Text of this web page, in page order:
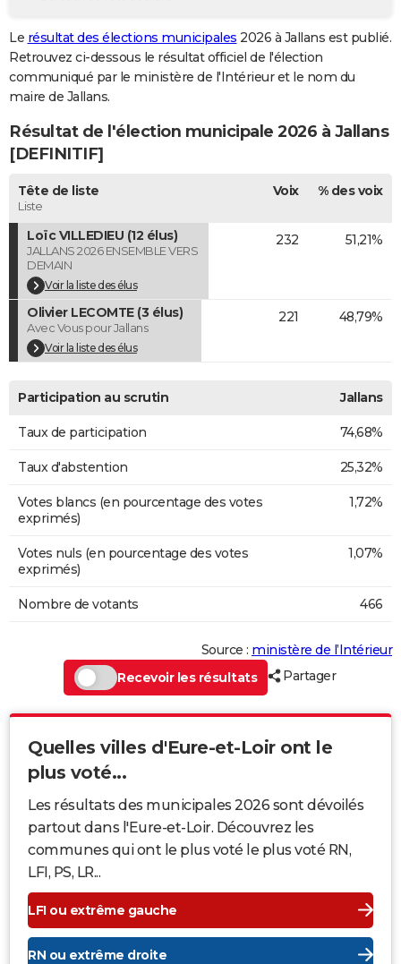
GUIDES D'ACHAT
BONS PLANS
CARTE DE VOEUX
Carte de Noël
Carte Bonne année
Carte Saint-Valentin
Carte Pâques
Carte d'anniversaire
DICTIONNAIRE
Dictionnaire
Biographies
Citations
Expressions
Proverbes
PROGRAMME TV
COPAINS D'AVANT
S'inscrire
Se connecter
Lycées
Collèges
Primaires
Universités
Entreprises
Service militaire
Avis de recherche
AVIS DE DÉCÈS
FORUM
Bricolage
Lifestyle
Culture
Sport
Auto
Television
Voyage
Cinema
Le résultat des élections municipales 2026 à Jallans est publié.
Retrouvez ci-dessous le résultat officiel de l'élection
communiqué par le ministère de l'Intérieur et le nom du
maire de Jallans.
Résultat de l'élection municipale 2026 à Jallans
[DEFINITIF]
Tête de liste
Liste
Voix % des voix
Loïc VILLEDIEU (12 élus)
JALLANS 2026 ENSEMBLE VERS
DEMAIN
Voir la liste des élus
232 51,21%
Olivier LECOMTE (3 élus)
Avec Vous pour Jallans
Voir la liste des élus
221 48,79%
Participation au scrutin Jallans
Taux de participation 74,68%
Taux d'abstention 25,32%
Votes blancs (en pourcentage des votes
exprimés)
1,72%
Votes nuls (en pourcentage des votes
exprimés)
1,07%
Nombre de votants 466
Source : ministère de l’Intérieur
Recevoir les résultats
Partager
Quelles villes d'Eure-et-Loir ont le
plus voté...
Les résultats des municipales 2026 sont dévoilés
partout dans l'Eure-et-Loir. Découvrez les
communes qui ont le plus voté le plus voté RN,
LFI, PS, LR...
LFI ou extrême gauche
RN ou extrême droite